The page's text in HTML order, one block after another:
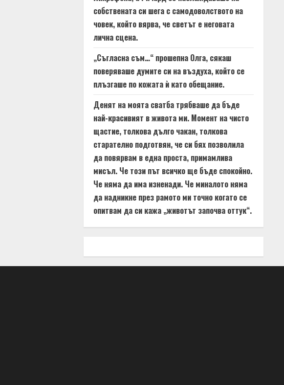
собствената си шега с самодоволството на
човек, който вярва, че светът е неговата
лична сцена.
„Съгласна съм…“ прошепна Олга, сякаш
поверяваше думите си на въздуха, който се
плъзгаше по кожата ѝ като обещание.
Денят на моята сватба трябваше да бъде
най-красивият в живота ми. Момент на чисто
щастие, толкова дълго чакан, толкова
старателно подготвян, че си бях позволила
да повярвам в една проста, примамлива
мисъл. Че този път всичко ще бъде спокойно.
Че няма да има изненади. Че миналото няма
да надникне през рамото ми точно когато се
опитвам да си кажа „животът започва оттук“.